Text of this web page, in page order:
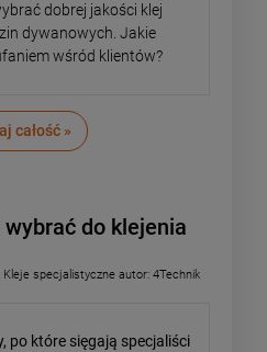
dobrej jakości klej
dywanowych. Jakie
wśród klientów?
całość »
do klejenia
Kleje specjalistyczne autor: 4Technik
po które sięgają specjaliści